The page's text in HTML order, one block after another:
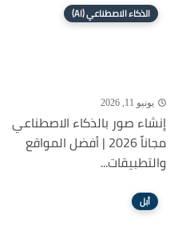
الذكاء الاصطناعي (AI)
يونيو 11, 2026
إنشاء صور بالذكاء الاصطناعي
مجاناً 2026 | أفضل المواقع
والتطبيقات...
أبل